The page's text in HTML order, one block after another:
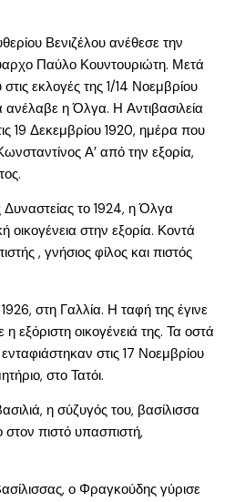
Βενιζέλου ανέθεσε την
Παύλο Κουντουριώτη. Μετά
εκλογές της 1/14 Νοεμβρίου
ανέλαβε η Όλγα. Η Αντιβασιλεία
19 Δεκεμβρίου 1920, ημέρα που
Α’ από την εξορία,
το 1924, η Όλγα
οικογένεια στην εξορία. Κοντά
, γνήσιος φίλος και πιστός
1926, στη Γαλλία. Η ταφή της έγινε
εξόριστη οικογένειά της. Τα οστά
στις 17 Νοεμβρίου
στο Τατόι.
η σύζυγός του, βασίλισσα
πιστό υπασπιστή,
ο Φραγκούδης γύρισε